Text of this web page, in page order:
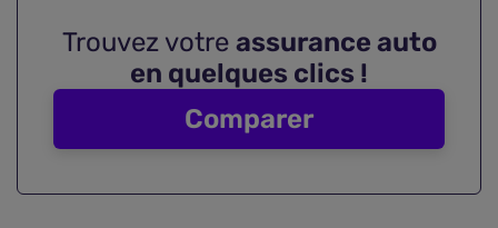
Trouvez votre assurance auto
en quelques clics !
Comparer